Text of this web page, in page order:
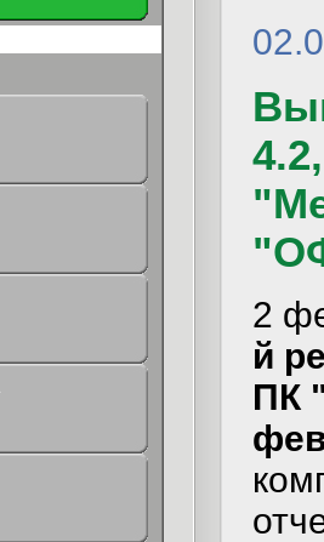
2
й
ПК